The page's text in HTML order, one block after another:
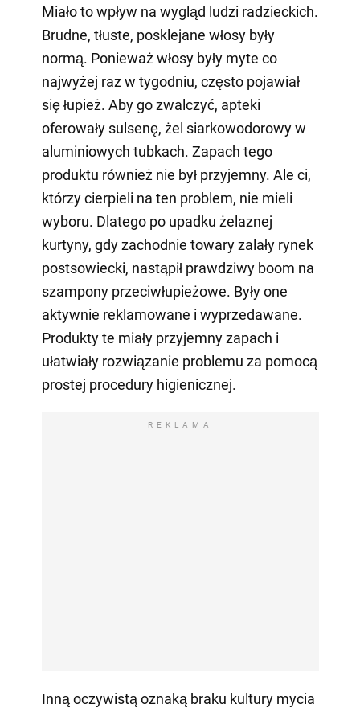
Miało to wpływ na wygląd ludzi radzieckich.
Brudne, tłuste, posklejane włosy były
normą. Ponieważ włosy były myte co
najwyżej raz w tygodniu, często pojawiał
się łupież. Aby go zwalczyć, apteki
oferowały sulsenę, żel siarkowodorowy w
aluminiowych tubkach. Zapach tego
produktu również nie był przyjemny. Ale ci,
którzy cierpieli na ten problem, nie mieli
wyboru. Dlatego po upadku żelaznej
kurtyny, gdy zachodnie towary zalały rynek
postsowiecki, nastąpił prawdziwy boom na
szampony przeciwłupieżowe. Były one
aktywnie reklamowane i wyprzedawane.
Produkty te miały przyjemny zapach i
ułatwiały rozwiązanie problemu za pomocą
prostej procedury higienicznej.
REKLAMA
Inną oczywistą oznaką braku kultury mycia